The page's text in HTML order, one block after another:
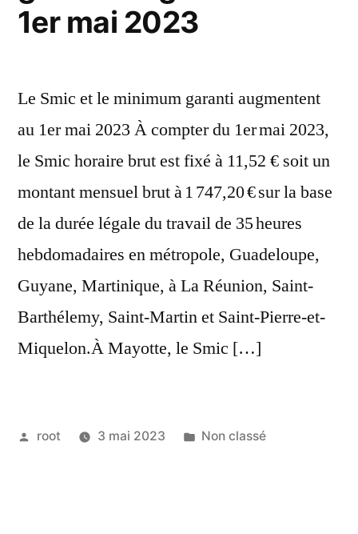
1er mai 2023
Le Smic et le minimum garanti augmentent
au 1er mai 2023 À compter du 1er mai 2023,
le Smic horaire brut est fixé à 11,52 € soit un
montant mensuel brut à 1 747,20 € sur la base
de la durée légale du travail de 35 heures
hebdomadaires en métropole, Guadeloupe,
Guyane, Martinique, à La Réunion, Saint-
Barthélemy, Saint-Martin et Saint-Pierre-et-
Miquelon.À Mayotte, le Smic […]
root 3 mai 2023 Non classé